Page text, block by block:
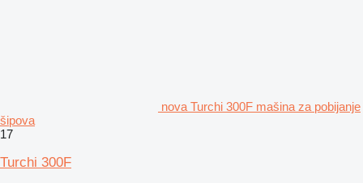
nova Turchi 300F mašina za pobijanje
šipova
17
Turchi 300F